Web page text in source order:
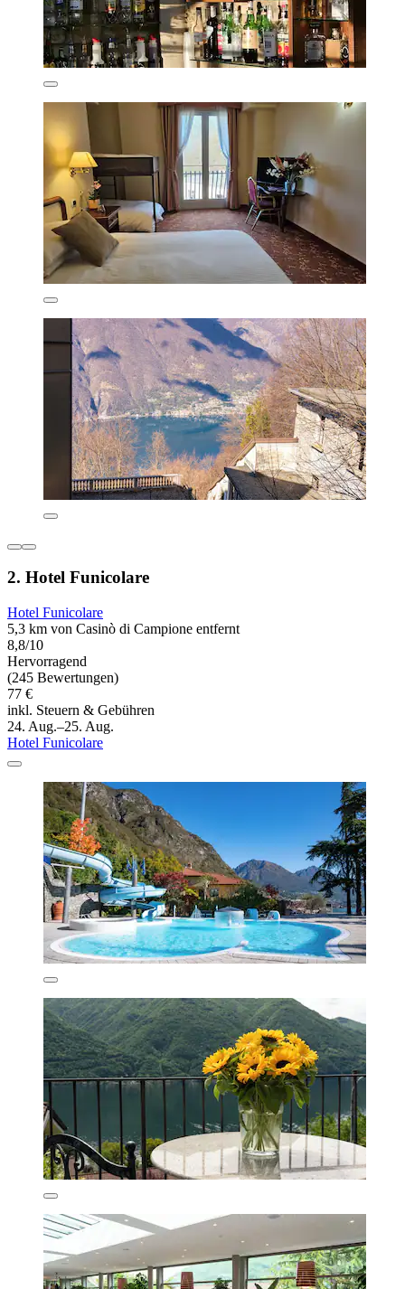
2. Hotel Funicolare
Hotel Funicolare
5,3 km von Casinò di Campione entfernt
8,8/10
Hervorragend
(245 Bewertungen)
77 €
inkl. Steuern & Gebühren
24. Aug.–25. Aug.
Hotel Funicolare